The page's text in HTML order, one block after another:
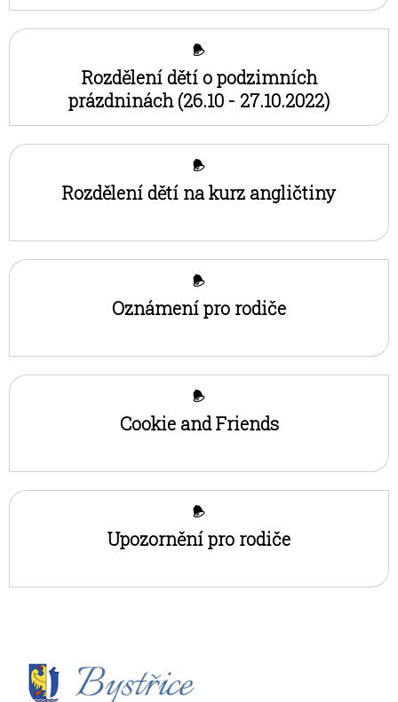
Rozdělení dětí o podzimních
prázdninách (26.10 - 27.10.2022)
Rozdělení dětí na kurz angličtiny
Oznámení pro rodiče
Cookie and Friends
Upozornění pro rodiče